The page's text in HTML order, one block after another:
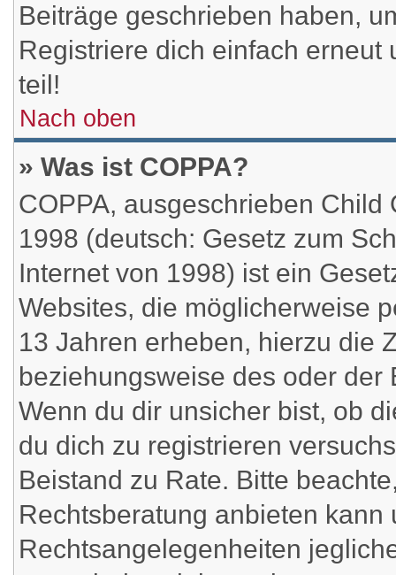
Beiträge geschrieben haben,
Registriere dich einfach
teil!
Nach oben
» Was ist COPPA?
COPPA, ausgeschrieben
1998 (deutsch: Gesetz zum
Internet von 1998) ist ein
Websites, die möglicherweise
13 Jahren erheben, hierzu die
beziehungsweise des oder
Wenn du dir unsicher bist, ob
du dich zu registrieren
Beistand zu Rate. Bitte
Rechtsberatung anbieten
Rechtsangelegenheiten